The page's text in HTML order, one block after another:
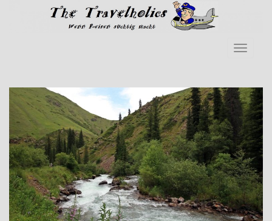
Skip to main content